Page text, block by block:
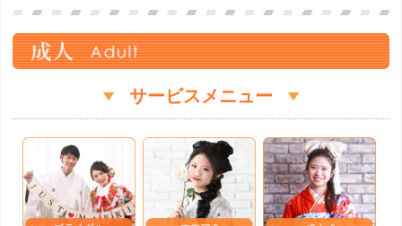
サービスメニュー